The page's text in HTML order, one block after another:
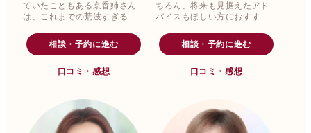
ていたこともある京香姉さん
は、これまでの荒波すぎる人
みを抱えている方でも親身
に、あなたの立場になってお
相談・予約に進む
口コミ・感想
ちろん、将来も見据えたアド
バイスもほしい方におすすめ
生です。
相談・予約に進む
口コミ・感想